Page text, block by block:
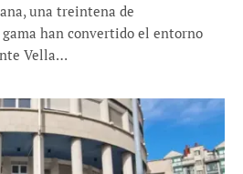
una treintena de
han convertido el entorno
Vella…